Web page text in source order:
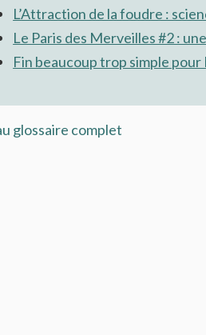
L’Attraction de la foudre :
Le Paris des Merveilles #2 :
Fin beaucoup trop simple pour
glossaire complet